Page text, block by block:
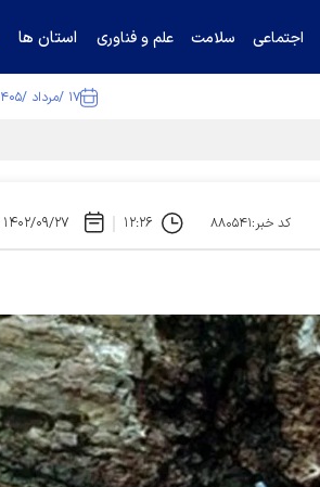
اجتماعی سلامت علم و فناوری استان ها
۱۷ /مرداد /۱۴۰۵
کد خبر:۸۸۰۵۴۱ ۱۲:۲۶ ۱۴۰۲/۰۹/۲۷